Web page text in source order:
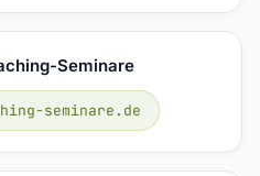
Seminare
seminare.de